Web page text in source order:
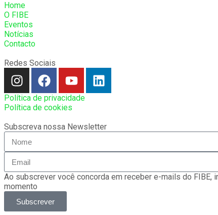
Home
O FIBE
Eventos
Notícias
Contacto
Redes Sociais
Política de privacidade
Política de cookies
Subscreva nossa Newsletter
Ao subscrever você concorda em receber e-mails do
momento
Subscrever